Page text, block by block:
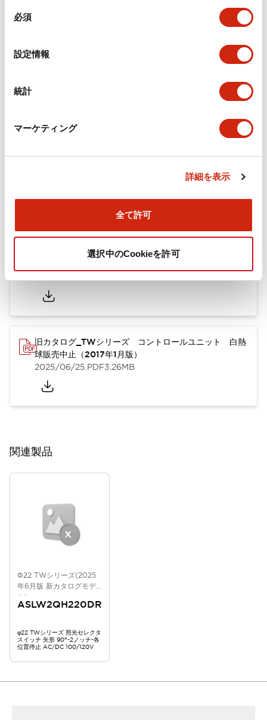
必須
設定情報
統計
マーケティング
詳細を表示
全て許可
選択中のCookieを許可
旧カタログ_TWシリーズ コントロールユニット（201
旧カタログ_TWシリーズ コントロールユニット 白熱
球販売中止（2017年1月版）
2025/06/25.PDF3.26MB
関連製品
Φ22 TWシリーズ(2025
年6月版 新カタログモデ
ル)
ASLW2QH220DR
φ22 TWシリーズ 照光セレクタ
スイッチ 矢形 90°-2ノッチ-各
位置停止 AC/DC 100/120V